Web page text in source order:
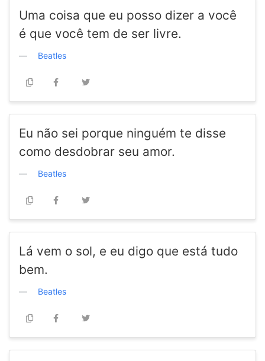
Uma coisa que eu posso dizer a você
é que você tem de ser livre.
Beatles
Eu não sei porque ninguém te disse
como desdobrar seu amor.
Beatles
Lá vem o sol, e eu digo que está tudo
bem.
Beatles